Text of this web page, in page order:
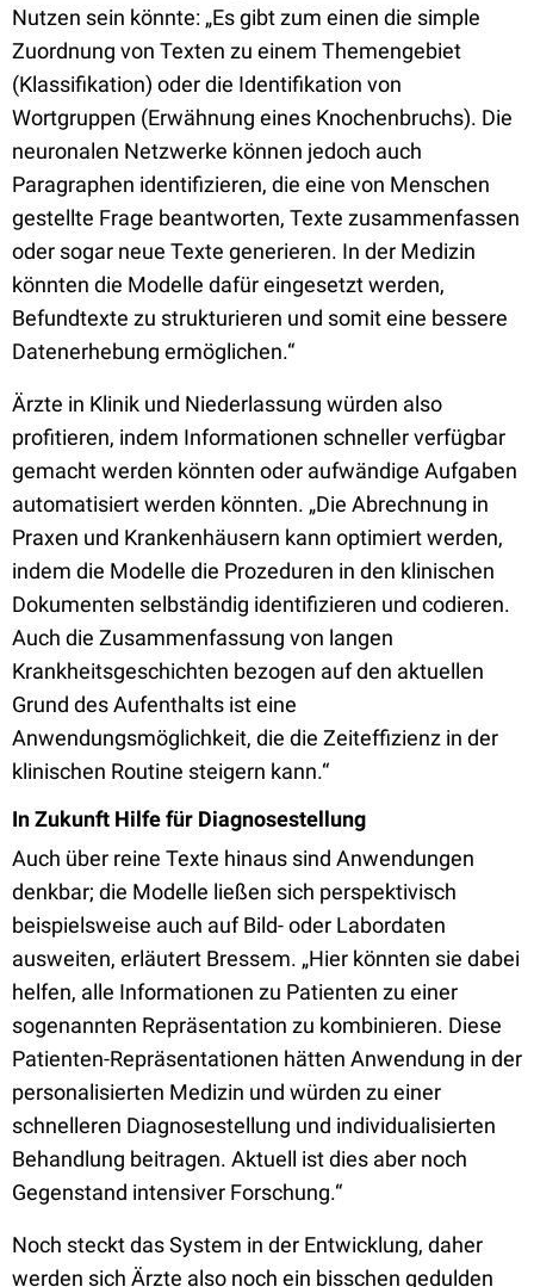
Nutzen sein könnte: „Es gibt zum einen die simple
Zuordnung von Texten zu einem Themengebiet
(Klassifikation) oder die Identifikation von
Wortgruppen (Erwähnung eines Knochenbruchs). Die
neuronalen Netzwerke können jedoch auch
Paragraphen identifizieren, die eine von Menschen
gestellte Frage beantworten, Texte zusammenfassen
oder sogar neue Texte generieren. In der Medizin
könnten die Modelle dafür eingesetzt werden,
Befundtexte zu strukturieren und somit eine bessere
Datenerhebung ermöglichen.“
Ärzte in Klinik und Niederlassung würden also
profitieren, indem Informationen schneller verfügbar
gemacht werden könnten oder aufwändige Aufgaben
automatisiert werden könnten. „Die Abrechnung in
Praxen und Krankenhäusern kann optimiert werden,
indem die Modelle die Prozeduren in den klinischen
Dokumenten selbständig identifizieren und codieren.
Auch die Zusammenfassung von langen
Krankheitsgeschichten bezogen auf den aktuellen
Grund des Aufenthalts ist eine
Anwendungsmöglichkeit, die die Zeiteffizienz in der
klinischen Routine steigern kann.“
In Zukunft Hilfe für Diagnosestellung
Auch über reine Texte hinaus sind Anwendungen
denkbar; die Modelle ließen sich perspektivisch
beispielsweise auch auf Bild- oder Labordaten
ausweiten, erläutert Bressem. „Hier könnten sie dabei
helfen, alle Informationen zu Patienten zu einer
sogenannten Repräsentation zu kombinieren. Diese
Patienten-Repräsentationen hätten Anwendung in der
personalisierten Medizin und würden zu einer
schnelleren Diagnosestellung und individualisierten
Behandlung beitragen. Aktuell ist dies aber noch
Gegenstand intensiver Forschung.“
Noch steckt das System in der Entwicklung, daher
werden sich Ärzte also noch ein bisschen gedulden